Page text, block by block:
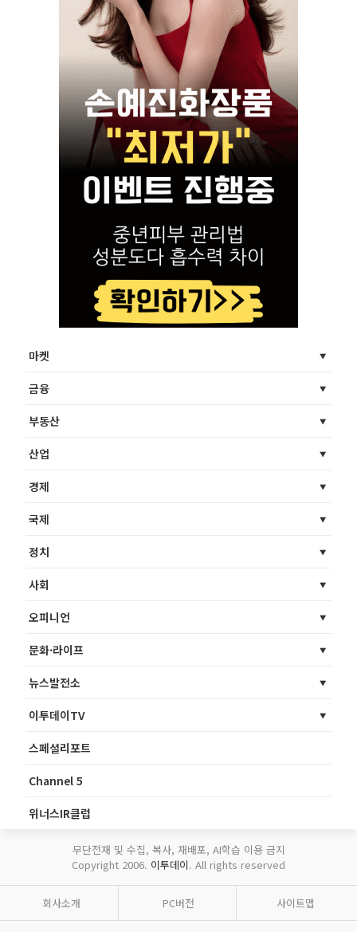
마켓
금융
부동산
산업
경제
국제
정치
사회
오피니언
문화·라이프
뉴스발전소
이투데이TV
스페셜리포트
Channel 5
위너스IR클럽
무단전재 및 수집, 복사, 재배포, AI학습 이용 금지
Copyright 2006. 이투데이. All rights reserved
회사소개 PC버전 사이트맵